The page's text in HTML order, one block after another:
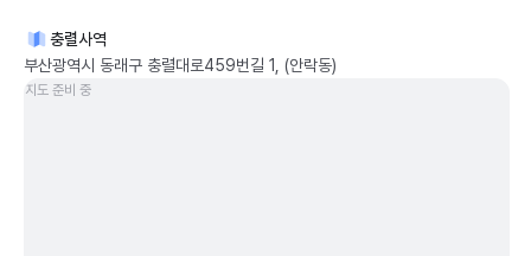
충렬사역
부산광역시 동래구 충렬대로459번길 1, (안락동)
지도 준비 중